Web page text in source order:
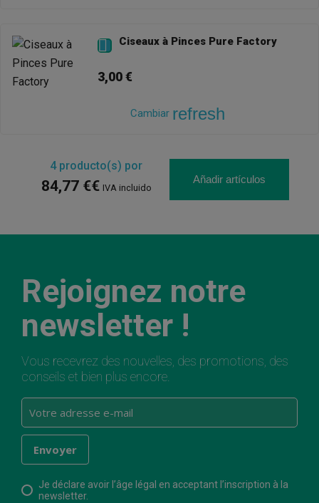
 Ciseaux à Pinces Pure Factory
3,00 €
Cambiar refresh
4producto(s) por
84,77 €€ IVA incluido
Añadir artículos
Rejoignez notre
newsletter !
Vous recevrez des nouvelles, des promotions, des
conseils et bien plus encore.
Je déclare avoir l’âge légal en acceptant l’inscription à la
newsletter.